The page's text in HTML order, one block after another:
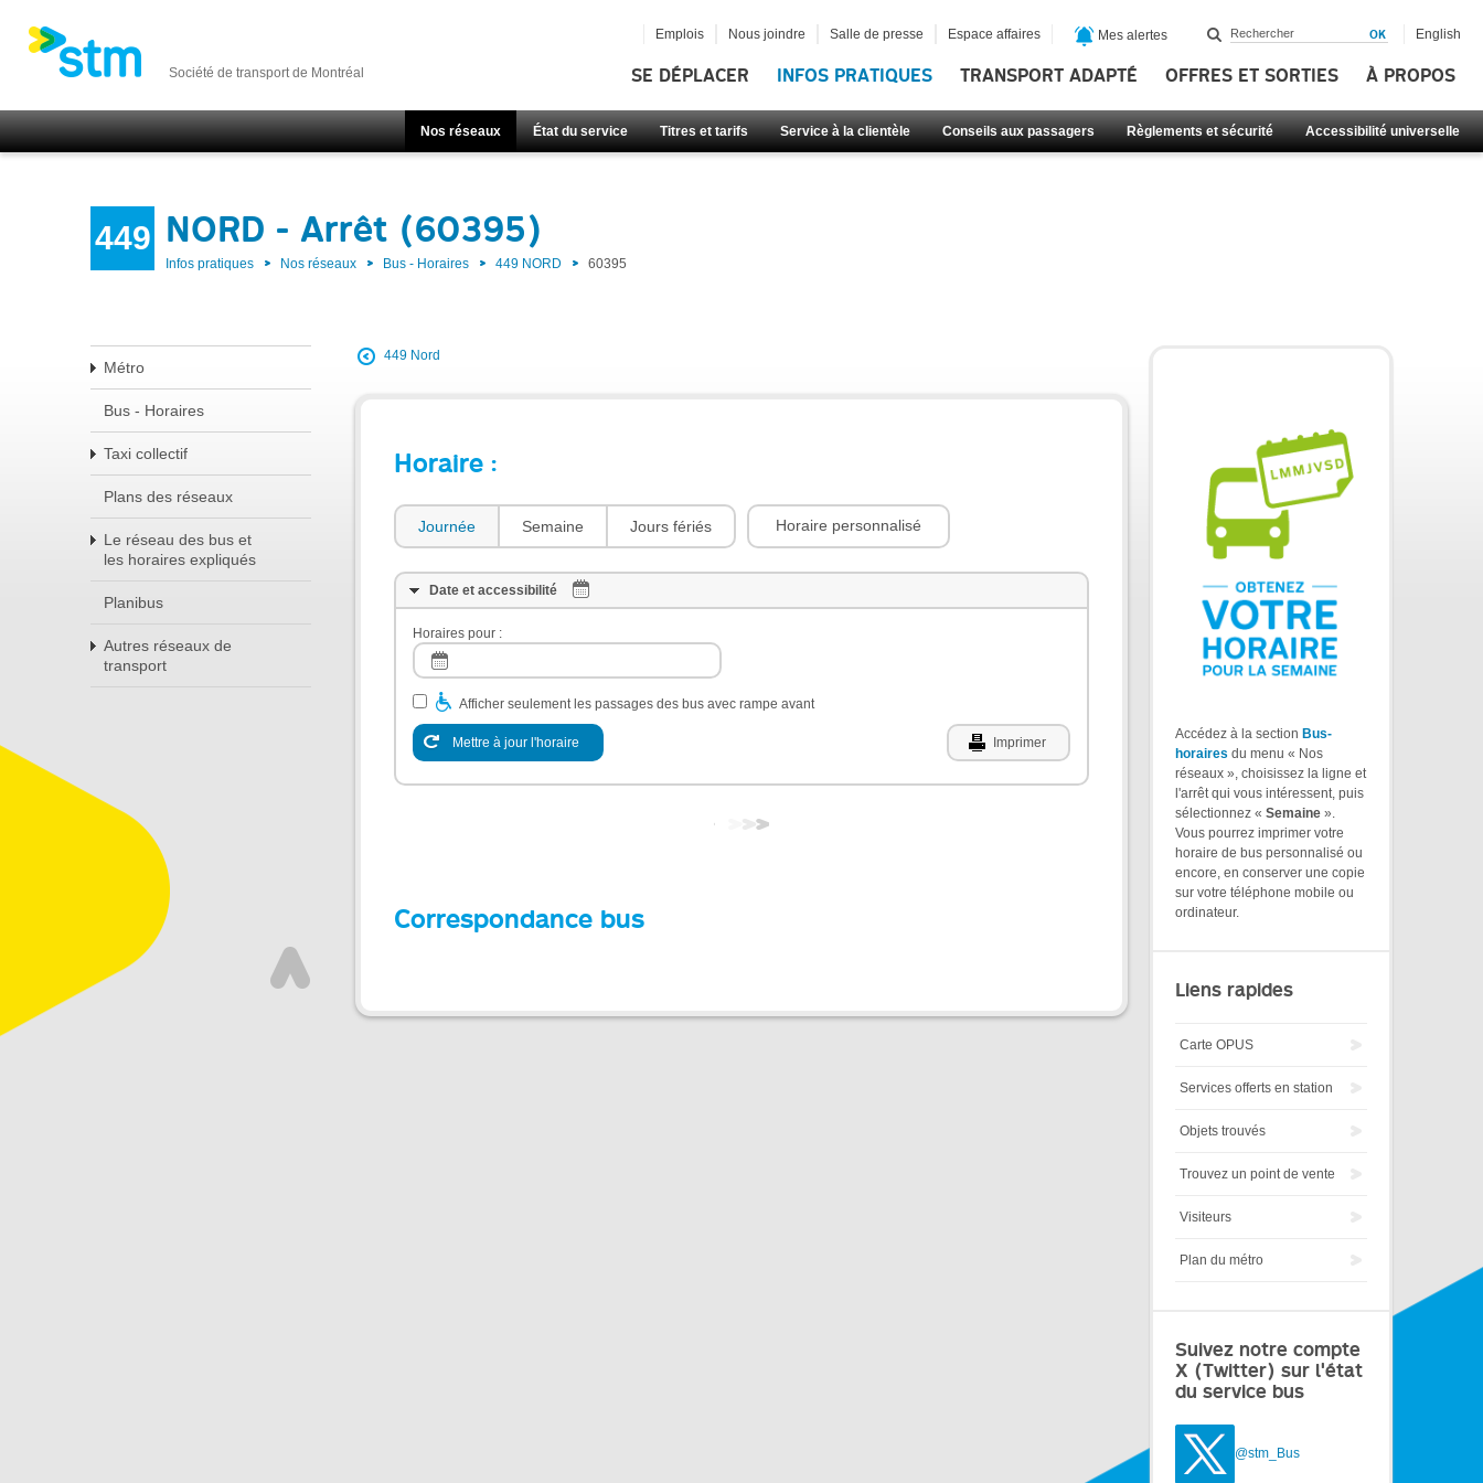
Société de transport de Montréal SE DÉPLACER INFOS PRATIQUES TRANSPORT ADAPTÉ OFFRES ET SORTIES À PROPOS
Nos réseaux État du service Titres et tarifs Service à la clientèle Conseils aux passagers Règlements et sécurité Accessibilité universelle
Emplois Nous joindre Salle de presse Espace affaires Mes alertes English
449 NORD - Arrêt (60395)
Infos pratiques Nos réseaux Bus - Horaires 449 NORD 60395
Métro
Bus - Horaires
Taxi collectif
Plans des réseaux
Le réseau des bus et
les horaires expliqués
Planibus
Autres réseaux de
transport
449 Nord
Horaire :
Journée Semaine Jours fériés Horaire personnalisé
Date et accessibilité
Horaires pour :
Afficher seulement les passages des bus avec rampe avant
Mettre à jour l'horaire Imprimer
Correspondance bus
Accédez à la section Bus-
horaires du menu « Nos
réseaux », choisissez la ligne et
l'arrêt qui vous intéressent, puis
sélectionnez « Semaine ».
Vous pourrez imprimer votre
horaire de bus personnalisé ou
encore, en conserver une copie
sur votre téléphone mobile ou
ordinateur.
Liens rapides
Carte OPUS
Services offerts en station
Objets trouvés
Trouvez un point de vente
Visiteurs
Plan du métro
Suivez notre compte
X (Twitter) sur l'état
du service bus
@stm_Bus